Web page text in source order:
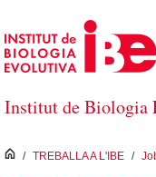
Salta al contingut
Institut de Biologia
inici
/ TREBALLA A L'IBE /